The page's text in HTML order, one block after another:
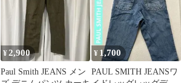
¥2,900
Paul Smith JEANS メン
¥ 1,700
PAUL SMITH JEANSワ